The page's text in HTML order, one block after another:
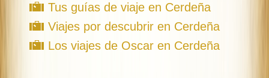
Tus guías de viaje en Cerdeña
Viajes por descubrir en Cerdeña
Los viajes de Oscar en Cerdeña